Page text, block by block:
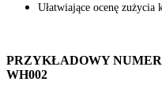
Ułatwiające ocenę zużycia
PRZYKŁADOWY
WH002